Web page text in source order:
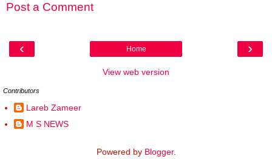
Post a Comment
‹ ›
Home
View web version
Contributors
Lareb Zameer
M S NEWS
Powered by Blogger.